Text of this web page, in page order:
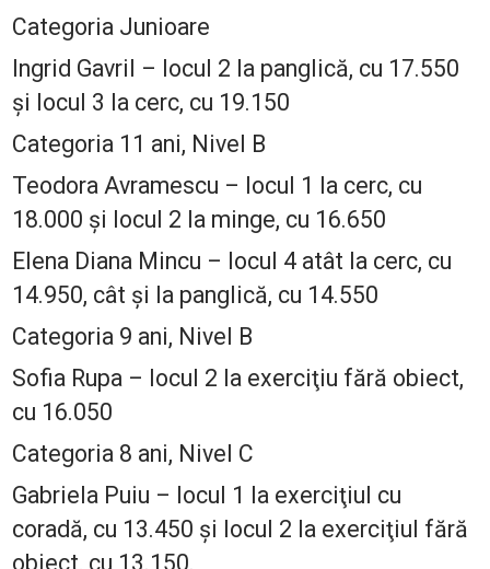
Categoria Junioare
Ingrid Gavril – locul 2 la panglică, cu 17.550
şi locul 3 la cerc, cu 19.150
Categoria 11 ani, Nivel B
Teodora Avramescu – locul 1 la cerc, cu
18.000 şi locul 2 la minge, cu 16.650
Elena Diana Mincu – locul 4 atât la cerc, cu
14.950, cât şi la panglică, cu 14.550
Categoria 9 ani, Nivel B
Sofia Rupa – locul 2 la exerciţiu fără obiect,
cu 16.050
Categoria 8 ani, Nivel C
Gabriela Puiu – locul 1 la exerciţiul cu
coradă, cu 13.450 şi locul 2 la exerciţiul fără
obiect, cu 13.150.